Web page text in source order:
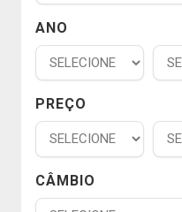
ANO
PREÇO
CÂMBIO